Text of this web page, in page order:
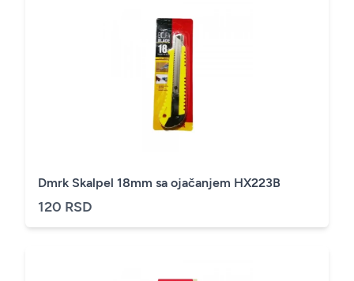
Dmrk Skalpel 18mm sa ojačanjem HX223B
120 RSD